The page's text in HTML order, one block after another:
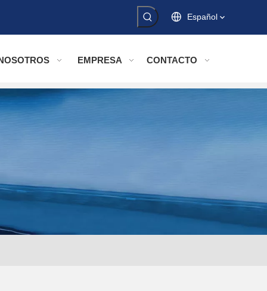
Español
EMPRESA CONTACTO